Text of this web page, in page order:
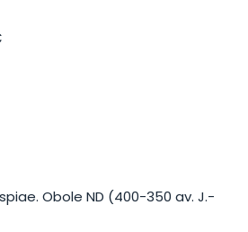
Obole ND (400-350 av. J.-